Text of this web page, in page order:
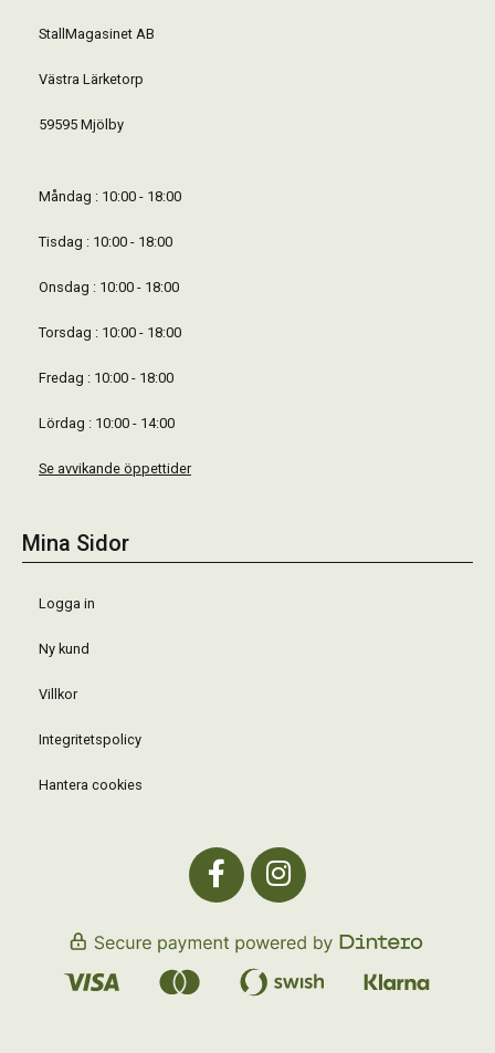
StallMagasinet AB
Västra Lärketorp
59595 Mjölby
Måndag : 10:00 - 18:00
Tisdag : 10:00 - 18:00
Onsdag : 10:00 - 18:00
Torsdag : 10:00 - 18:00
Fredag : 10:00 - 18:00
Lördag : 10:00 - 14:00
Se avvikande öppettider
Mina Sidor
Logga in
Ny kund
Villkor
Integritetspolicy
Hantera cookies